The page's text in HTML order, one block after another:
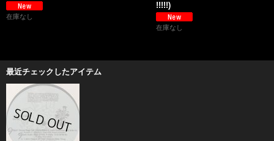
在庫なし
!!!!!)
在庫なし
最近チェックしたアイテム